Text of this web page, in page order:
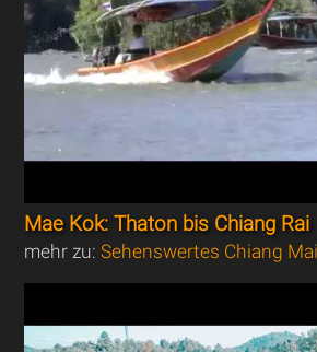
Mae Kok: Thaton bis Chiang Rai
mehr zu:Sehenswertes Chiang Mai